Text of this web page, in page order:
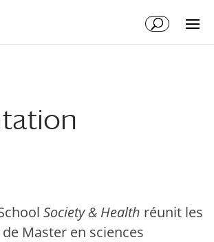
Society & Health réunit les
Master en sciences